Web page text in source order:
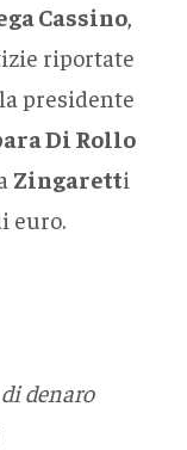
Cassino,
riportate
presidente
Di Rollo
Zingaretti
euro.
denaro